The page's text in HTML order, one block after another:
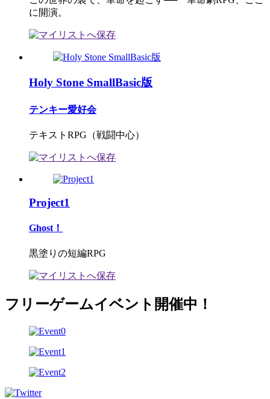
に開演。
Holy Stone SmallBasic版
テンキー愛好会
テキストRPG（戦闘中心）
Project1
Ghost！
黒塗りの短編RPG
フリーゲームイベント開催中！